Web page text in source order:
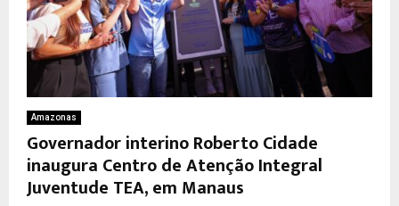
Amazonas
Governador interino Roberto Cidade
inaugura Centro de Atenção Integral
Juventude TEA, em Manaus